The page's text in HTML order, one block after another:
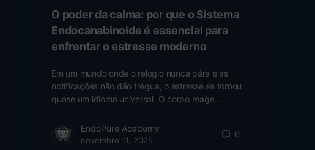
O poder da calma: por que o Sistema
Endocanabinoide é essencial para
enfrentar o estresse moderno
Em um mundo onde o relógio nunca pára e as
notificações não dão trégua, o estresse se tornou
quase um idioma universal. O corpo reage…
EndoPure Academy
novembro 11, 2025
0